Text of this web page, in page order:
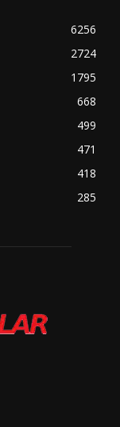
6256
2724
1795
668
499
471
418
285